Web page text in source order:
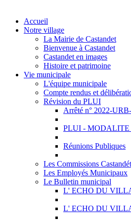
Accueil
Notre village
La Mairie de Castandet
Bienvenue à Castandet
Castandet en images
Histoire et patrimoine
Vie municipale
L'équipe municipale
Compte rendus et
Révision du PLUI
Arrêté n° 2022-
PLUI - MODALITE
Réunions Publiques
Les Commissions
Les Employés Municipaux
Le Bulletin municipal
L' ECHO DU
L' ECHO DU